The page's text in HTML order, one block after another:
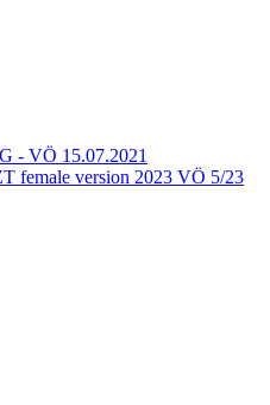
- VÖ 15.07.2021
female version 2023 VÖ 5/23